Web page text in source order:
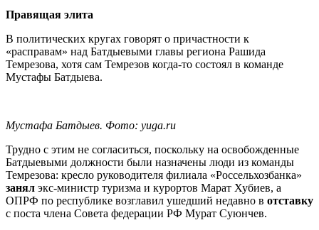
Правящая элита
В политических кругах говорят о причастности к
«расправам» над Батдыевыми главы региона Рашида
Темрезова, хотя сам Темрезов когда-то состоял в команде
Мустафы Батдыева.
Мустафа Батдыев. Фото: yuga.ru
Трудно с этим не согласиться, поскольку на освобожденные
Батдыевыми должности были назначены люди из команды
Темрезова: кресло руководителя филиала «Россельхозбанка»
занял экс-министр туризма и курортов Марат Хубиев, а
ОПРФ по республике возглавил ушедший недавно в отставку
с поста члена Совета федерации РФ Мурат Суюнчев.